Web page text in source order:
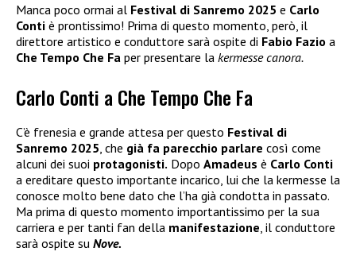
Manca poco ormai al Festival di Sanremo 2025 e Carlo
Conti è prontissimo! Prima di questo momento, però, il
direttore artistico e conduttore sarà ospite di Fabio Fazio a
Che Tempo Che Fa per presentare la kermesse canora.
Carlo Conti a Che Tempo Che Fa
C’è frenesia e grande attesa per questo Festival di
Sanremo 2025, che già fa parecchio parlare così come
alcuni dei suoi protagonisti. Dopo Amadeus è Carlo Conti
a ereditare questo importante incarico, lui che la kermesse la
conosce molto bene dato che l’ha già condotta in passato.
Ma prima di questo momento importantissimo per la sua
carriera e per tanti fan della manifestazione, il conduttore
sarà ospite su Nove.